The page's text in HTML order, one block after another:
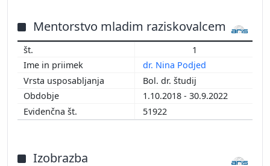
2005
2008
2009
2010
2011
2014
Mentorstvo mladim raziskovalcem
1
dr. Nina Podjed
Bol. dr. študij
1.10.2018 - 30.9.2022
51922
Izobrazba